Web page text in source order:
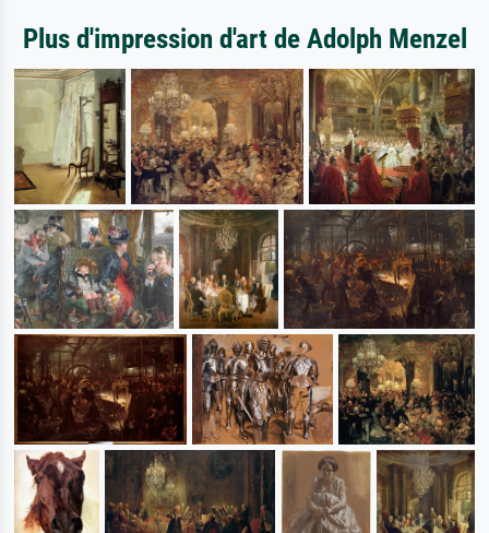
Plus d'impression d'art de Adolph Menzel